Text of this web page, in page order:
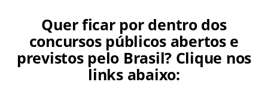
Quer ficar por dentro dos
concursos públicos abertos e
previstos pelo Brasil? Clique nos
links abaixo: